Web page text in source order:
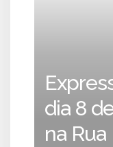
dia 8
na Rua